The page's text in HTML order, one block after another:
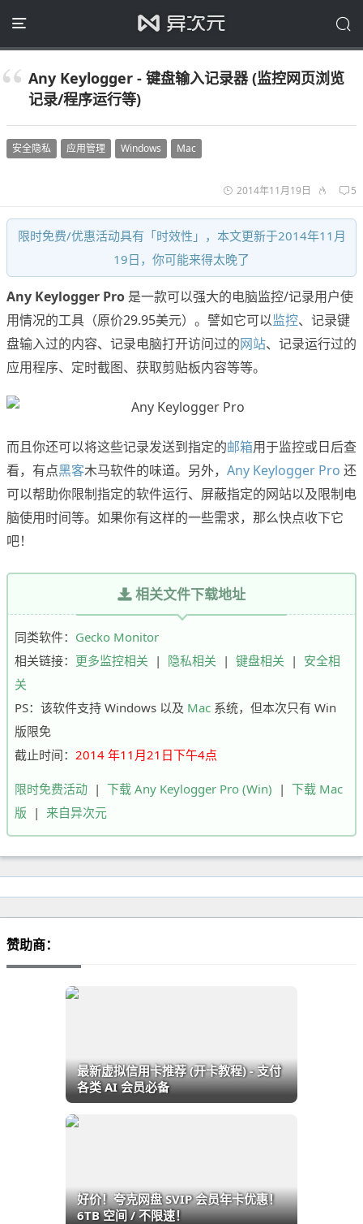
Any Keylogger - 键盘输入记录器 (监控网页浏览
记录/程序运行等)
安全隐私 应用管理 Windows Mac
2014年11月19日 5
限时免费/优惠活动具有「时效性」，本文更新于2014年11月
19日，你可能来得太晚了
Any Keylogger Pro 是一款可以强大的电脑监控/记录用户使
用情况的工具（原价29.95美元）。譬如它可以监控、记录键
盘输入过的内容、记录电脑打开访问过的网站、记录运行过的
应用程序、定时截图、获取剪贴板内容等等。
而且你还可以将这些记录发送到指定的邮箱用于监控或日后查
看，有点黑客木马软件的味道。另外， Any Keylogger Pro 还
可以帮助你限制指定的软件运行、屏蔽指定的网站以及限制电
脑使用时间等。如果你有这样的一些需求，那么快点收下它
吧！
相关文件下载地址
同类软件： Gecko Monitor
相关链接： 更多监控相关 | 隐私相关 | 键盘相关 | 安全相
关
PS：该软件支持 Windows 以及 Mac 系统，但本次只有 Win
版限免
截止时间： 2014 年11月21日下午4点
限时免费活动 | 下载 Any Keylogger Pro (Win) | 下载 Mac
版 | 来自异次元
赞助商：
最新虚拟信用卡推荐 (开卡教程) - 支付
各类 AI 会员必备
好价！夸克网盘 SVIP 会员年卡优惠！
6TB 空间 / 不限速！